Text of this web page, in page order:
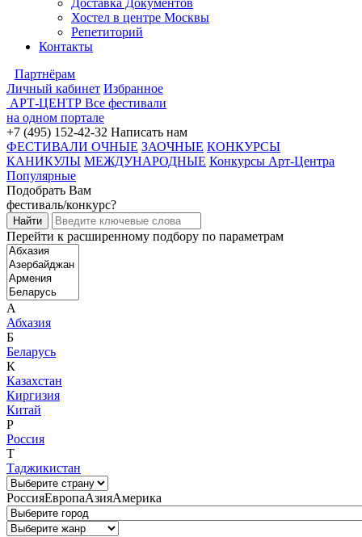
Доставка Документов
Хостел в центре Москвы
Репетиторий
Контакты
Партнёрам
Личный кабинет Избранное
АРТ-ЦЕНТР Все фестивали
на одном портале
+7 (495) 152-42-32 Написать нам
ФЕСТИВАЛИ ОЧНЫЕ ЗАОЧНЫЕ КОНКУРСЫ
КАНИКУЛЫ МЕЖДУНАРОДНЫЕ Конкурсы Арт-Центра
Популярные
Подобрать Вам
фестиваль/конкурс?
Перейти к расширенному подбору по параметрам
А
Абхазия
Б
Беларусь
К
Казахстан
Киргизия
Китай
Р
Россия
Т
Таджикистан
РоссияЕвропаАзияАмерика